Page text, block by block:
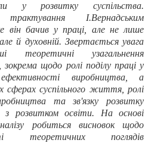
у розвитку суспільства.
трактування І.Вернадським
він бачив у праці, але не лише
й духовній. Звертається увага
узагальнення
зокрема щодо ролі поділу праці у
ефективності виробництва, а
суспільного життя, ролі
та зв'язку розвитку
з розвитком освіти. На основі
робиться висновок щодо
теоретичних поглядів